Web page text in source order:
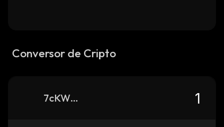
Conversor de Cripto
7cKWUtSK7hxsPv4GGy3KjvxMUvdjmpE85dKwit7xgizN_solana